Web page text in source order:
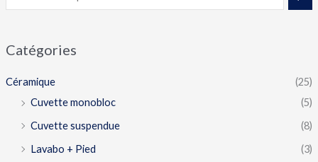
Catégories
Céramique
(25)
Cuvette monobloc
(5)
Cuvette suspendue
(8)
Lavabo + Pied
(3)